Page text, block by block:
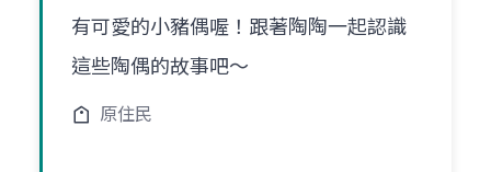
有可愛的小豬偶喔！跟著陶陶一起認識
這些陶偶的故事吧～
原住民